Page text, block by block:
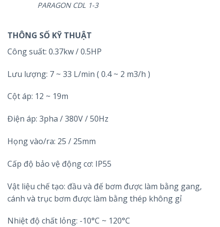
PARAGON CDL 1-3
THÔNG SỐ KỸ THUẬT
Công suất: 0.37kw / 0.5HP
Lưu lượng: 7 ~ 33 L/min ( 0.4 ~ 2 m3/h )
Cột áp: 12 ~ 19m
Điện áp: 3pha / 380V / 50Hz
Họng vào/ra: 25 / 25mm
Cấp độ bảo vệ động cơ: IP55
Vật liệu chế tạo: đầu và đế bơm được làm bằng gang,
cánh và trục bơm được làm bằng thép không gỉ
Nhiệt độ chất lỏng: -10°C ~ 120°C